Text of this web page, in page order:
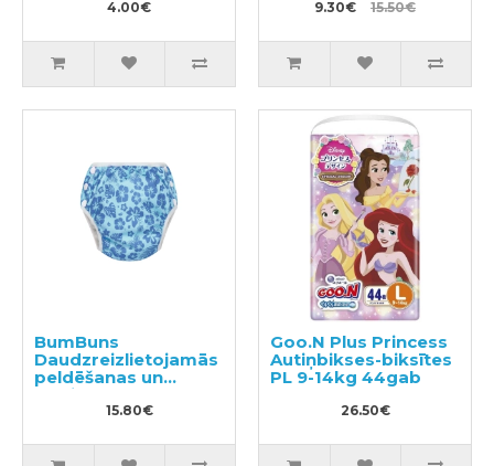
4.00€ 9.30€ 15.50€
BumBuns
Daudzreizlietojamās
peldēšanas un
podiņmācību
autiņbiksīte L 14–
15.80€
Goo.N Plus Princess
Autiņbikses-biksītes
PL 9-14kg 44gab
26.50€